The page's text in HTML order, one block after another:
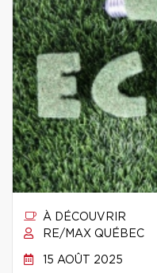
À DÉCOUVRIR
RE/MAX QUÉBEC
15 AOÛT 2025